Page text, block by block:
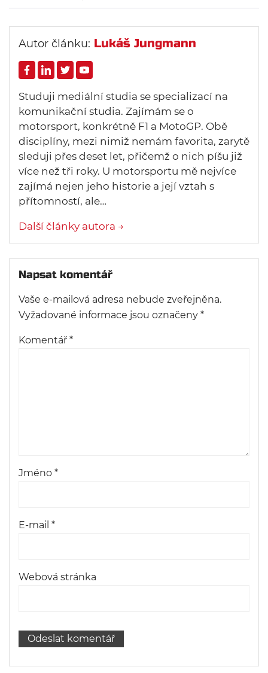
Autor článku: Lukáš Jungmann
Studuji mediální studia se specializací na
komunikační studia. Zajímám se o
motorsport, konkrétně F1 a MotoGP. Obě
disciplíny, mezi nimiž nemám favorita, zarytě
sleduji přes deset let, přičemž o nich píšu již
více než tři roky. U motorsportu mě nejvíce
zajímá nejen jeho historie a její vztah s
přítomností, ale…
Další články autora →
Napsat komentář
Vaše e-mailová adresa nebude zveřejněna.
Vyžadované informace jsou označeny *
Komentář *
Jméno *
E-mail *
Webová stránka